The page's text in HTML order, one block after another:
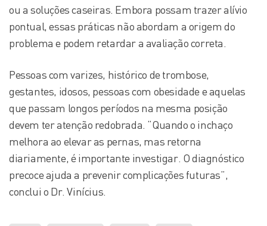
ou a soluções caseiras. Embora possam trazer alívio
pontual, essas práticas não abordam a origem do
problema e podem retardar a avaliação correta.
Pessoas com varizes, histórico de trombose,
gestantes, idosos, pessoas com obesidade e aquelas
que passam longos períodos na mesma posição
devem ter atenção redobrada. “Quando o inchaço
melhora ao elevar as pernas, mas retorna
diariamente, é importante investigar. O diagnóstico
precoce ajuda a prevenir complicações futuras”,
conclui o Dr. Vinícius.